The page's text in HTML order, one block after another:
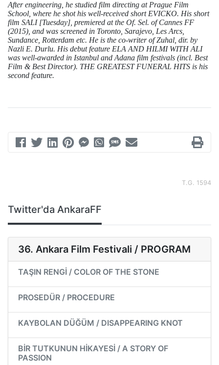
After engineering, he studied film directing at Prague Film
School, where he shot his well-received short EVICKO. His short
film SALI [Tuesday], premiered at the Of. Sel. of Cannes FF
(2015), and was screened in Toronto, Sarajevo, Les Arcs,
Sundance, Rotterdam etc. He is the co-writer of Zuhal, dir. by
Nazli E. Durlu. His debut feature ELA AND HILMI WITH ALI
was well-awarded in Istanbul and Adana film festivals (incl. Best
Film & Best Director). THE GREATEST FUNERAL HITS is his
second feature.
T.G. 1594
Twitter'da AnkaraFF
36. Ankara Film Festivali / PROGRAM
TAŞIN RENGİ / COLOR OF THE STONE
PROSEDÜR / PROCEDURE
KAYBOLAN DÜĞÜM / DISAPPEARING KNOT
BİR TUTKUNUN HİKAYESİ / A STORY OF
PASSION